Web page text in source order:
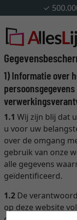
✓
1) Informatie over
1.1 Wij zijn blij dat
u voor uw
over de omgang
gebruik van onze
alle gegevens
geïdentificeerd.
1.2 De
op deze website